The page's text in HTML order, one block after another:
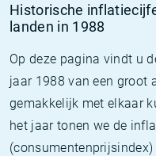
Historische
landen in 1988
Op deze pagina vindt u
jaar 1988 van een groot
gemakkelijk met elkaar
het jaar tonen we de
(consumentenprijsindex)